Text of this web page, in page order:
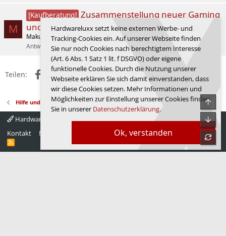
M
[Kaufberatung] Zusammenstellung neuer Gaming
und Office PC mit 4 SSDs
Maku
PC-Zusammenstellungs- und Aufrüstungs-Forum
Antworten 8 21.11.2025 Maku
Teilen: FacebookX (Twitter)
RedditWhatsApp
E-MailLink
Hilfe und Problemlösungen
Hardwareluxx 4.0
Deutsch
Kontakt
Nutzungsbedingungen Datenschutz Hilfe Startseite
R
Ok, verstanden
Hardwareluxx setzt keine externen Werbe- und
Tracking-Cookies ein. Auf unserer Webseite finden
Sie nur noch Cookies nach berechtigtem Interesse
(Art. 6 Abs. 1 Satz 1 lit. f DSGVO) oder eigene
funktionelle Cookies. Durch die Nutzung unserer
Webseite erklären Sie sich damit einverstanden, dass
wir diese Cookies setzen. Mehr Informationen und
Möglichkeiten zur Einstellung unserer Cookies finden
Sie in unserer Datenschutzerklärung.